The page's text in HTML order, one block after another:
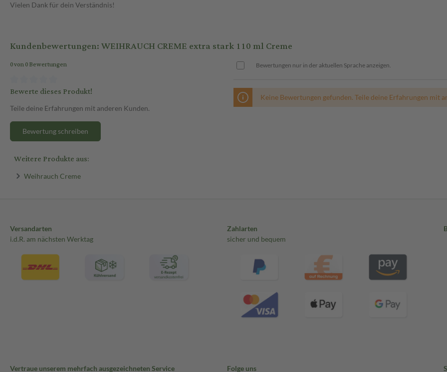
Vielen Dank für dein Verständnis!
Kundenbewertungen: WEIHRAUCH CREME extra stark 110 ml Creme
0 von 0 Bewertungen
Bewerte dieses Produkt!
Teile deine Erfahrungen mit anderen Kunden.
Bewertung schreiben
Bewertungen nur in der aktuellen Sprache anzeigen.
Keine Bewertungen gefunden. Teile deine Erfahrungen mit
Weitere Produkte aus:
Weihrauch Creme
Versandarten
i.d.R. am nächsten Werktag
Zahlarten
sicher und bequem
Vertraue unserem mehrfach ausgezeichneten Service Folge uns